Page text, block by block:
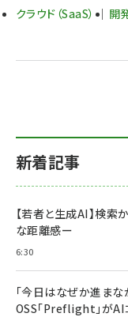
クラウド（SaaS） 開
新着記事
【若者と生成AI】検
な距離感ー
6:30
「今日はなぜか進まな
OSS「Preflight」がAI